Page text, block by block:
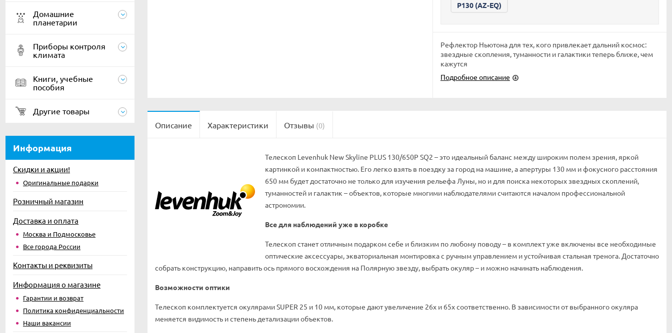
Домашние
планетарии
Приборы контроля
климата
Книги, учебные
пособия
Другие товары
Информация
Скидки и акции!
Оригинальные подарки
Розничный магазин
Доставка и оплата
Москва и Подмосковье
Все города России
Контакты и реквизиты
Информация о магазине
Гарантии и возврат
Политика конфиденциальности
Наши вакансии
P130 (AZ-EQ)
Рефлектор Ньютона для тех, кого привлекает дальний космос:
звездные скопления, туманности и галактики теперь ближе, чем
кажутся
Подробное описание
Описание Характеристики Отзывы (0)
Телескоп Levenhuk New Skyline PLUS 130/650P SQ2 – это идеальный баланс между широким полем зрения, яркой
картинкой и компактностью. Его легко взять в поездку за город на машине, а апертуры 130 мм и фокусного расстояния
650 мм будет достаточно не только для изучения рельефа Луны, но и для поиска некоторых звездных скоплений,
туманностей и галактик – объектов, которые многими наблюдателями считаются началом профессиональной
астрономии.
Все для наблюдений уже в коробке
Телескоп станет отличным подарком себе и близким по любому поводу – в комплект уже включены все необходимые
оптические аксессуары, экваториальная монтировка с ручным управлением и устойчивая стальная тренога. Достаточно
собрать конструкцию, направить ось прямого восхождения на Полярную звезду, выбрать окуляр – и можно начинать наблюдения.
Возможности оптики
Телескоп комплектуется окулярами SUPER 25 и 10 мм, которые дают увеличение 26х и 65х соответственно. В зависимости от выбранного окуляра
меняется видимость и степень детализации объектов.